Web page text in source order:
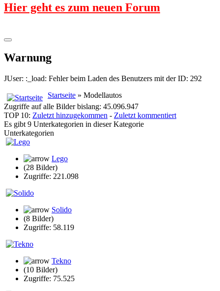
Hier geht es zum neuen Forum
Warnung
JUser: :_load: Fehler beim Laden des Benutzers mit der ID: 292
Startseite » Modellautos
Zugriffe auf alle Bilder bislang: 45.096.947
TOP 10: Zuletzt hinzugekommen - Zuletzt kommentiert
Es gibt 9 Unterkategorien in dieser Kategorie
Unterkategorien
Lego
(28 Bilder)
Zugriffe: 221.098
Solido
(8 Bilder)
Zugriffe: 58.119
Tekno
(10 Bilder)
Zugriffe: 75.525